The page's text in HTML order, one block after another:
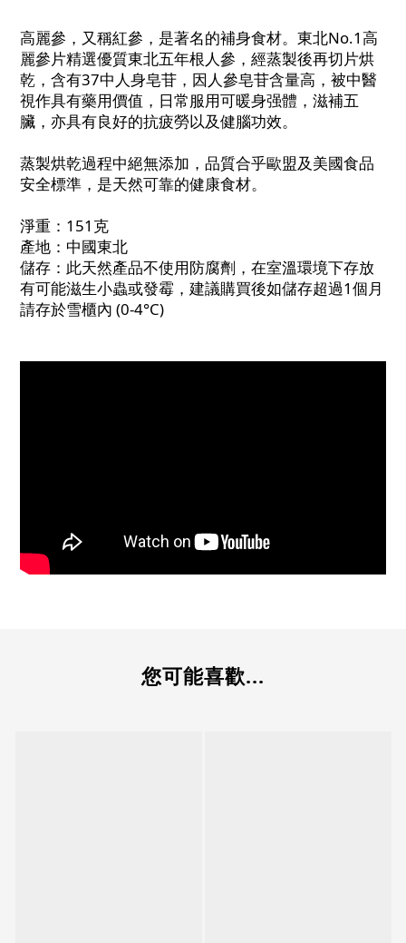
高麗參，又稱紅參，是著名的補身食材。東北No.1高
麗參片精選優質東北五年根人參，經蒸製後再切片烘
乾，含有37中人身皂苷，因人參皂苷含量高，被中醫
視作具有藥用價值，日常服用可暖身强體，滋補五
臟，亦具有良好的抗疲勞以及健腦功效。
蒸製烘乾過程中絕無添加，品質合乎歐盟及美國食品
安全標準，是天然可靠的健康食材。
淨重：151克
產地：中國東北
儲存：此天然產品不使用防腐劑，在室溫環境下存放
有可能滋生小蟲或發霉，建議購買後如儲存超過1個月
請存於雪櫃內 (0-4°C)
您可能喜歡...